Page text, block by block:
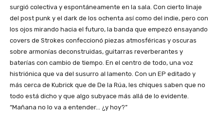
surgió colectiva y espontáneamente en la sala. Con cierto linaje
del post punk y el dark de los ochenta así como del indie, pero con
los ojos mirando hacia el futuro, la banda que empezó ensayando
covers de Strokes confeccionó piezas atmosféricas y oscuras
sobre armonías deconstruidas, guitarras reverberantes y
baterías con cambio de tiempo. En el centro de todo, una voz
histriónica que va del susurro al lamento. Con un EP editado y
más cerca de Kubrick que de De la Rúa, les chiques saben que no
todo está dicho y que algo subyace más allá de lo evidente.
“Mañana no lo va a entender… ¿y hoy?”